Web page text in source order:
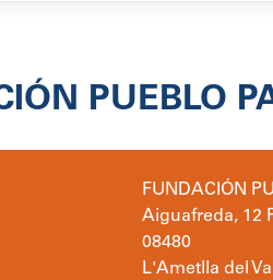
PUEBLO
FUNDACIÓN
Aiguafreda, 12
08480
L'Ametlla del